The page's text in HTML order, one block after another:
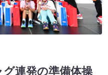
連発の準備体操